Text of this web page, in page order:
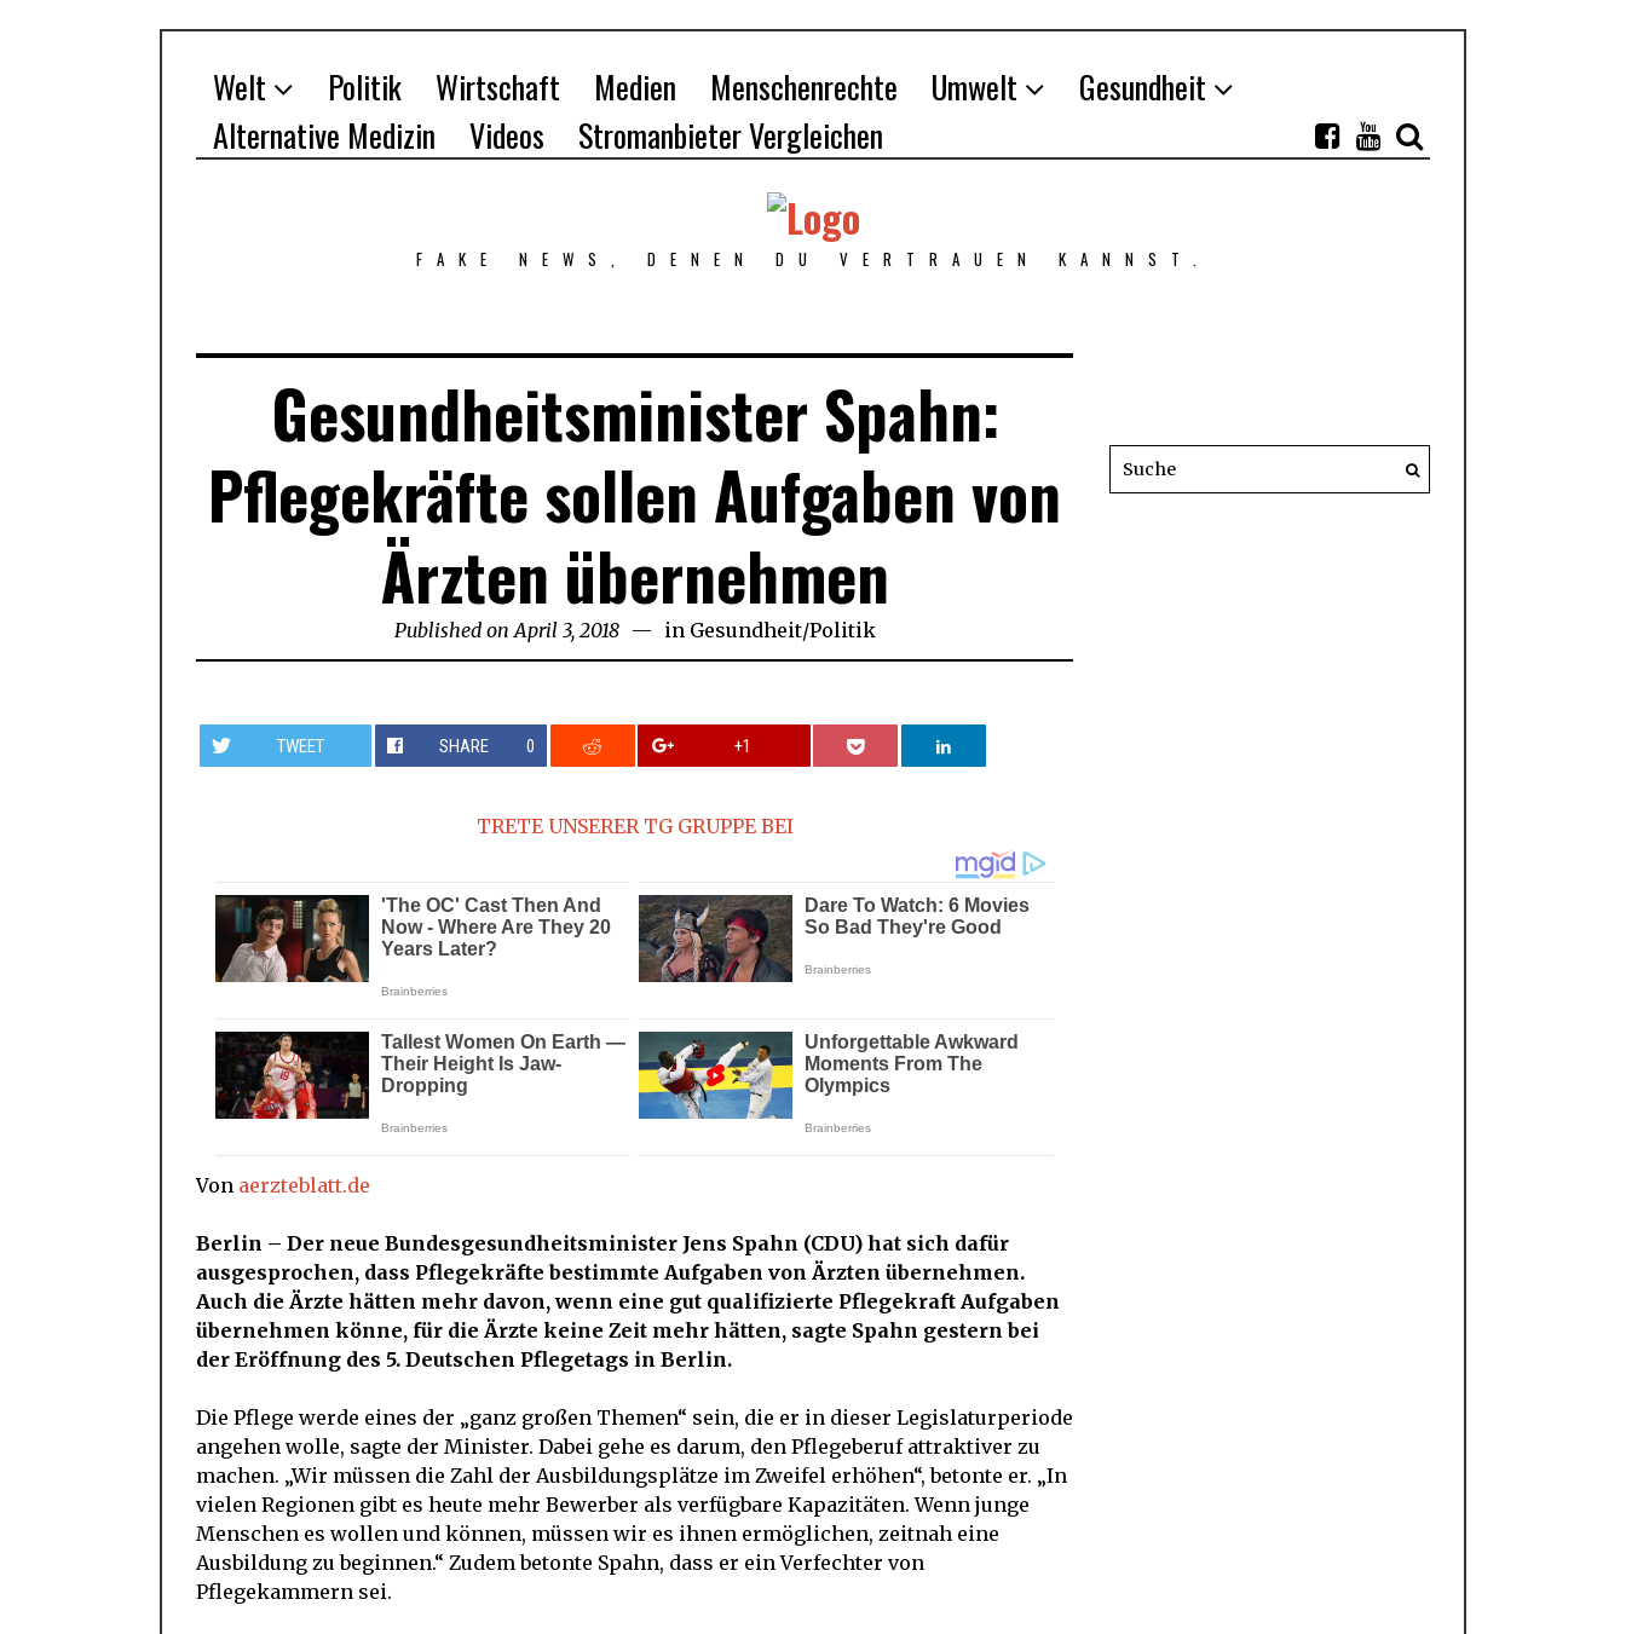
Welt Politik Wirtschaft Medien Menschenrechte Umwelt
Gesundheit
Alternative Medizin
Videos Stromanbieter Vergleichen
FAKE NEWS, DENEN DU VERTRAUEN KANNST.
Gesundheitsminister Spahn:
Pflegekräfte sollen Aufgaben von
Ärzten übernehmen
Published on April 3, 2018April
3,
in Gesundheit/Politik
TWEET SHARE 0 +1
TRETE UNSERER TG GRUPPE BEI
Von aerzteblatt.de
Berlin – Der neue Bun­des­ge­sund­heits­mi­nis­ter Jens Spahn (CDU) hat sich dafür
ausgesprochen, dass Pflegekräfte bestimmte Aufgaben von Ärzten übernehmen.
Auch die Ärzte hätten mehr davon, wenn eine gut qualifizierte Pflegekraft Aufgaben
übernehmen könne, für die Ärzte keine Zeit mehr hätten, sagte Spahn gestern bei
der Eröffnung des 5. Deutschen Pflegetags in Berlin.
Die Pflege werde eines der „ganz großen Themen“ sein, die er in dieser Legislatur­periode
angehen wolle, sagte der Minister. Dabei gehe es darum, den Pflegeberuf attraktiver zu
machen. „Wir müssen die Zahl der Ausbildungsplätze im Zweifel erhöhen“, betonte er. „In
vielen Regionen gibt es heute mehr Bewerber als verfügbare Kapazitäten. Wenn junge
Menschen es wollen und können, müssen wir es ihnen ermöglichen, zeitnah eine
Ausbildung zu beginnen.“ Zudem betonte Spahn, dass er ein Verfechter von
Pflegekammern sei.